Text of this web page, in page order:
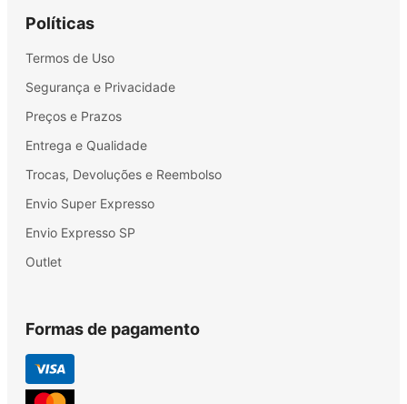
Políticas
Termos de Uso
Segurança e Privacidade
Preços e Prazos
Entrega e Qualidade
Trocas, Devoluções e Reembolso
Envio Super Expresso
Envio Expresso SP
Outlet
Formas de pagamento